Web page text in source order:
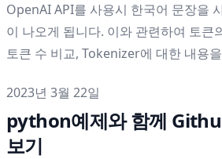
OpenAI API를 사용시 한국어 문장을
이 나오게 됩니다. 이와 관련하여 토큰
토큰 수 비교, Tokenizer에 대한 내용
게시일
2023년 3월 22일
python예제와 함께
보기